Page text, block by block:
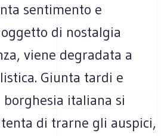
sentimento e
di nostalgia
viene degradata a
Giunta tardi e
italiana si
di trarne gli auspici,